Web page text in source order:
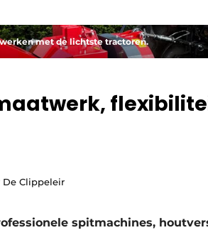
met de lichtste tractoren.
De Clippeleir
spitmachines,